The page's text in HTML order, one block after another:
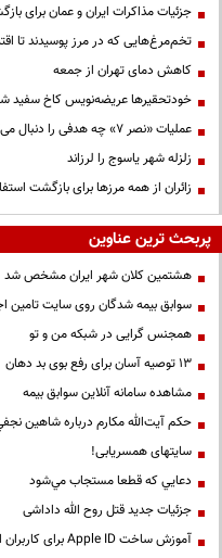
جزئیات مذاکرات ایران و عمان برای
تخم‌مرغ‌هایی که در مرز پوسیدند تا
کاهش دمای تهران از جمعه
خودتحقیرها عریضه‌نویس کاخ سفید
عملیات «نصر ۷» چه هدفی را دنبال می‌کرد؟
زلزله شهر یاسوج را لرزاند
زائران از همه مرزها برای بازگشت
پربحث ترین عناوین
هشتمین کلان شهر ایران مشخص شد
سوابق بیمه شدگان روی سایت تامین
همجنس گرایی در شبکه من و تو
13 توصیه آسان برای رفع بوی بد دهان
مشاهده سامانه آنلاين سوابق بیمه
حكم آيت‌الله مكارم درباره شاهين
سایتهای همسریابی!
دعايي كه قطعا مستجاب مي‌شود
جزئیات جدید قتل روح الله داداشی
آموزش ساخت Apple ID برای کاربران ایرانی